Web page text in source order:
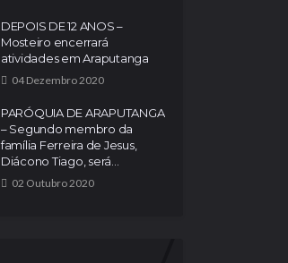
DEPOIS DE 12 ANOS –
Mosteiro encerrará
atividades em Araputanga
04 Dezembro 2020
PARÓQUIA DE ARAPUTANGA
– Segundo membro da
família Ferreira de Jesus,
Diácono Tiago, será...
02 Outubro 2020